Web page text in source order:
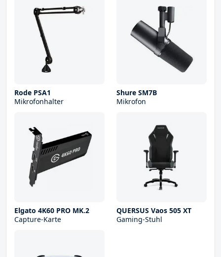
Rode PSA1
Mikrofonhalter
Shure SM7B
Mikrofon
Elgato 4K60 PRO MK.2
Capture-Karte
QUERSUS Vaos 505 XT
Gaming-Stuhl